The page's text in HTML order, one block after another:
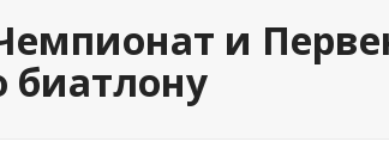
и
биатлону